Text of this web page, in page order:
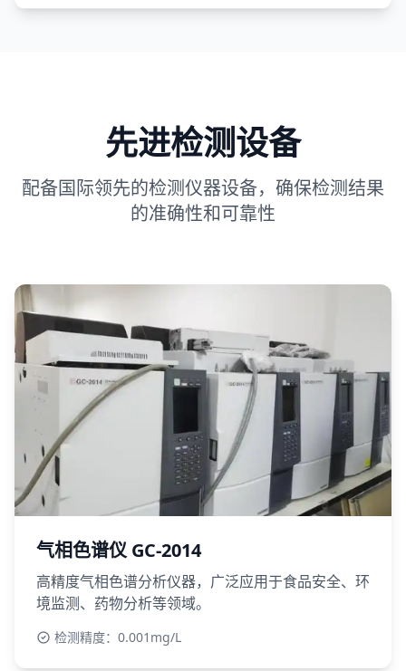
先进检测设备
配备国际领先的检测仪器设备，确保检测结果
的准确性和可靠性
气相色谱仪 GC-2014
高精度气相色谱分析仪器，广泛应用于食品安全、环
境监测、药物分析等领域。
检测精度：0.001mg/L